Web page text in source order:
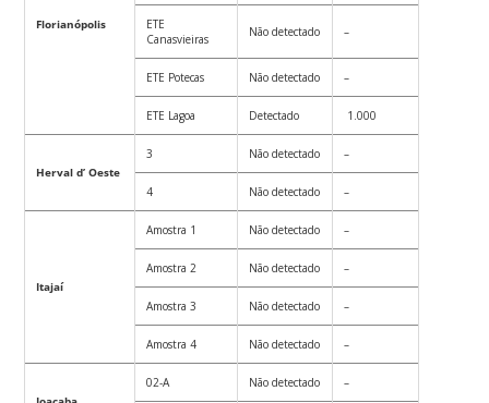
Florianópolis
ETE
Canasvieiras
Não detectado –
ETE Potecas Não detectado –
ETE Lagoa Detectado 1.000
Herval d’ Oeste
3 Não detectado –
4 Não detectado –
Itajaí
Amostra 1 Não detectado –
Amostra 2 Não detectado –
Amostra 3 Não detectado –
Amostra 4 Não detectado –
02-A Não detectado –